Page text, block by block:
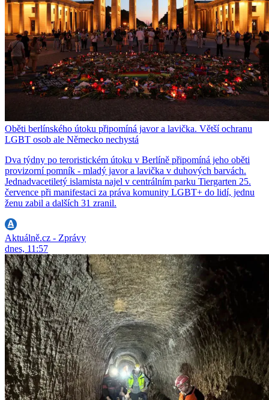
Oběti berlínského útoku připomíná javor a lavička. Větší ochranu
LGBT osob ale Německo nechystá
Dva týdny po teroristickém útoku v Berlíně připomíná jeho oběti
provizorní pomník - mladý javor a lavička v duhových barvách.
Jednadvacetiletý islamista najel v centrálním parku Tiergarten 25.
července při manifestaci za práva komunity LGBT+ do lidí, jednu
ženu zabil a dalších 31 zranil.
Aktuálně.cz - Zprávy
dnes, 11:57